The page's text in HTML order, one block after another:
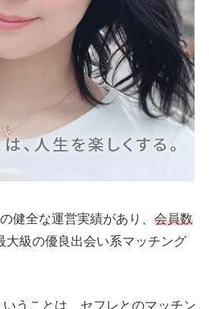
の健全な運営実績があり、 会員数
大級の優良出会い系マッチング
うことは、セフレとのマッチン